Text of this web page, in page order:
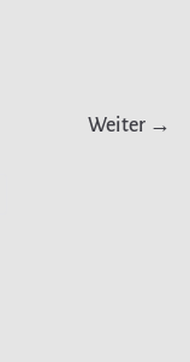
Weiter →